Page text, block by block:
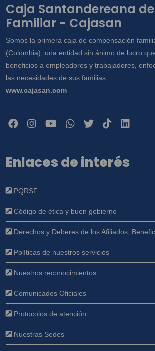
Caja Santandereana
Familiar - Cajasan
Somos la primera caja de compensación
(Colombia); una entidad sin ánimo de lucro
beneficios a empleadores y trabajadores,
las necesidades de sus familias.
www.cajasan.com
Enlaces de interés
PQRSF
Código de ética y buen gobierno
Derechos y Deberes de los Afiliados,
Políticas de nuestros servicios
Nuestros reconocimientos
Comunicados Oficiales
Protocolos de atención
Nuestras Sedes